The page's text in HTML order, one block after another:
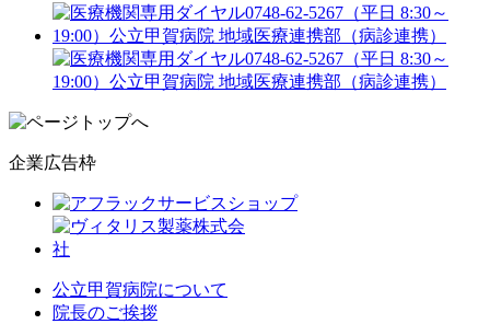
企業広告枠
公立甲賀病院について
院長のご挨拶